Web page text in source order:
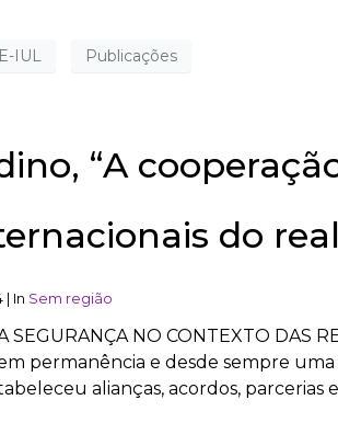
IUL Publicações
“A
do
In Sem região
SEGURANÇA NO CONTEXTO DAS
permanência e desde sempre
alianças, acordos,